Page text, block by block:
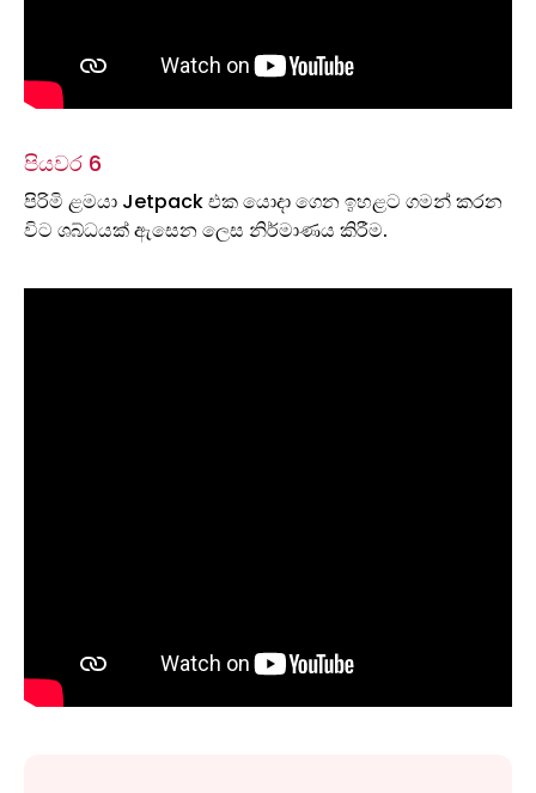
පියවර 6
පිරිමි ළමයා Jetpack එක යොදා ගෙන ඉහළට ගමන් කරන
විට ශබ්ධයක් ඇසෙන ලෙස නිර්මාණය කිරීම.